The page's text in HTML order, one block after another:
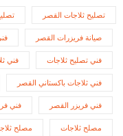
تصليح ثلاجات القصر
صيانة فريزرات القصر
فني تصليح ثلاجات فني
فني ثلاجات باكستاني القصر
فني فريزر القصر فني
مصلح ثلاجات مصلح